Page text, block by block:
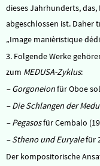
dieses Jahrhunderts,
abgeschlossen ist.
„Image manièristique
3. Folgende Werke
zum MEDUSA-Zyklus:
– Gorgoneionfür Oboe
– Die Schlangen der
– Pegasosfür Cembalo
– Stheno und Euryalefür
Der kompositorische